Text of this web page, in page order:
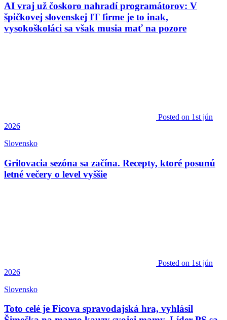
AI vraj už čoskoro nahradí programátorov: V
špičkovej slovenskej IT firme je to inak,
vysokoškoláci sa však musia mať na pozore
Posted on 1st jún
2026
Slovensko
Grilovacia sezóna sa začína. Recepty, ktoré posunú
letné večery o level vyššie
Posted on 1st jún
2026
Slovensko
Toto celé je Ficova spravodajská hra, vyhlásil